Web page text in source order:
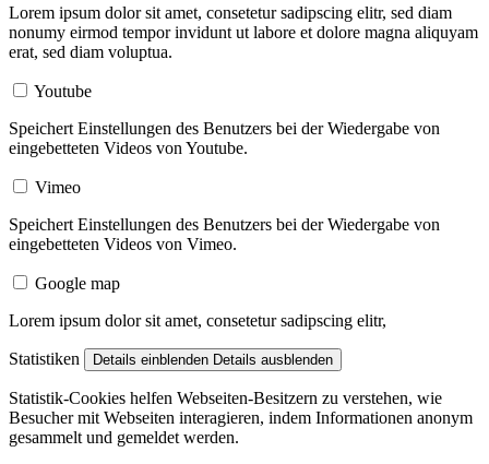
Lorem ipsum dolor sit amet, consetetur sadipscing elitr, sed diam
nonumy eirmod tempor invidunt ut labore et dolore magna aliquyam
erat, sed diam voluptua.
Youtube
Speichert Einstellungen des Benutzers bei der Wiedergabe von
eingebetteten Videos von Youtube.
Vimeo
Speichert Einstellungen des Benutzers bei der Wiedergabe von
eingebetteten Videos von Vimeo.
Google map
Lorem ipsum dolor sit amet, consetetur sadipscing elitr,
Statistiken Details einblenden Details ausblenden
Statistik-Cookies helfen Webseiten-Besitzern zu verstehen, wie
Besucher mit Webseiten interagieren, indem Informationen anonym
gesammelt und gemeldet werden.